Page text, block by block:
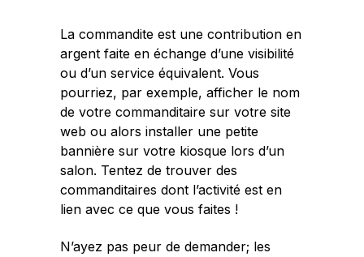
La commandite est une contribution en
argent faite en échange d’une visibilité
ou d’un service équivalent. Vous
pourriez, par exemple, afficher le nom
de votre commanditaire sur votre site
web ou alors installer une petite
bannière sur votre kiosque lors d’un
salon. Tentez de trouver des
commanditaires dont l’activité est en
lien avec ce que vous faites !
N’ayez pas peur de demander; les